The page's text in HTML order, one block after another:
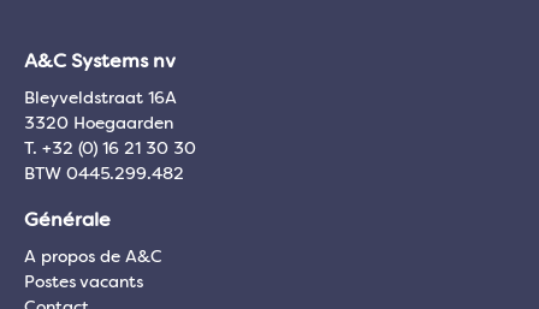
A&C Systems nv
Bleyveldstraat 16A
3320 Hoegaarden
T. +32 (0) 16 21 30 30
BTW 0445.299.482
Générale
A propos de A&C
Postes vacants